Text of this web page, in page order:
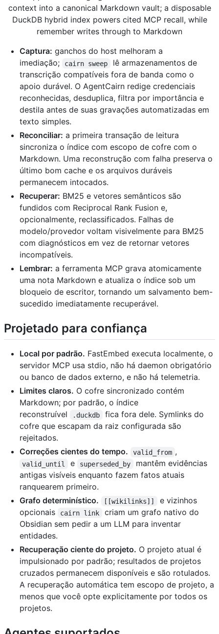
Captura: ganchos do host melhoram a
imediação;
cairn sweep
lê armazenamentos de
transcrição compatíveis fora de banda como o
apoio durável. O AgentCairn redige credenciais
reconhecidas, desduplica, filtra por importância e
destila antes de suas gravações automatizadas em
texto simples.
Reconciliar: a primeira transação de leitura
sincroniza o índice com escopo de cofre com o
Markdown. Uma reconstrução com falha preserva o
último bom cache e os arquivos duráveis
permanecem intocados.
Recuperar: BM25 e vetores semânticos são
fundidos com Reciprocal Rank Fusion e,
opcionalmente, reclassificados. Falhas de
modelo/provedor voltam visivelmente para BM25
com diagnósticos em vez de retornar vetores
incompatíveis.
Lembrar: a ferramenta MCP grava atomicamente
uma nota Markdown e atualiza o índice sob um
bloqueio de escritor, tornando um salvamento bem-
sucedido imediatamente recuperável.
Projetado para confiança
Local por padrão. FastEmbed executa localmente, o
servidor MCP usa stdio, não há daemon obrigatório
ou banco de dados externo, e não há telemetria.
Limites claros. O cofre sincronizado contém
Markdown; por padrão, o índice
reconstruível
.duckdb
fica fora dele. Symlinks do
cofre que escapam da raiz configurada são
rejeitados.
Correções cientes do tempo.
valid_from ,
valid_until e superseded_by
mantêm evidências
antigas visíveis enquanto fazem fatos atuais
ranquearem primeiro.
Grafo determinístico.
[[wikilinks]]
e vizinhos
opcionais
cairn link
criam um grafo nativo do
Obsidian sem pedir a um LLM para inventar
entidades.
Recuperação ciente do projeto. O projeto atual é
impulsionado por padrão; resultados de projetos
cruzados permanecem disponíveis e são rotulados.
A recuperação automática tem escopo de projeto, a
menos que você opte explicitamente por todos os
projetos.